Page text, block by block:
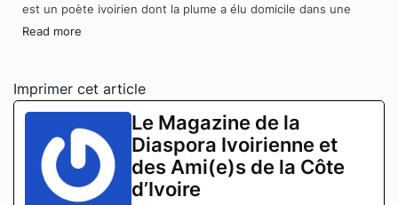
est un poète ivoirien dont la plume a élu domicile dans une
Read more
Imprimer cet article
Le Magazine de la
Diaspora Ivoirienne et
des Ami(e)s de la Côte
d’Ivoire